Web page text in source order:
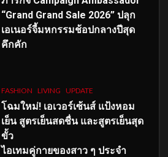
“Grand Grand Sale 2026” ปลุก
เอเนอร์จี้มหกรรมช้อปกลางปีสุด
คึกคัก
FASHION LIVING UPDATE
โฉมใหม่! เอเวอร์เซ้นส์ แป้งหอม
เย็น สูตรเย็นสดชื่น และสูตรเย็นสุด
ขั้ว
ไอเทมคู่กายของสาว ๆ ประจำ